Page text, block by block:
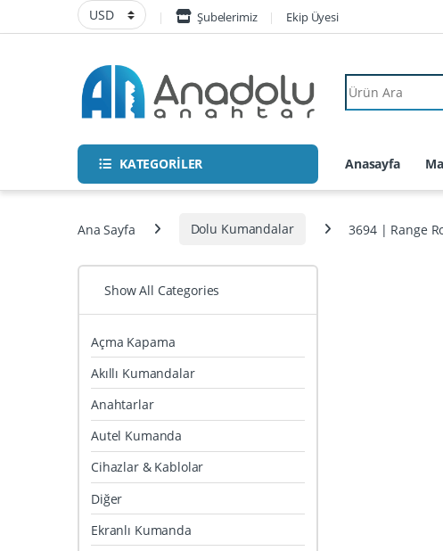
Skip to navigation
Skip to content Şubelerimiz Ekip Üyesi
Search for:
KATEGORİLER Anasayfa
Ana Sayfa Dolu Kumandalar 3694 | Range
Show All Categories
Açma Kapama
Akıllı Kumandalar
Anahtarlar
Autel Kumanda
Cihazlar & Kablolar
Diğer
Ekranlı Kumanda